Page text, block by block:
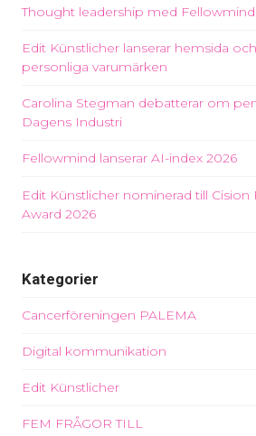
Thought leadership med
Edit Künstlicher lanserar hemsida
personliga varumärken
Carolina Stegman debatterar om
Dagens Industri
Fellowmind lanserar AI-index 2026
Edit Künstlicher nominerad till
Award 2026
Kategorier
Cancerföreningen PALEMA
Digital kommunikation
Edit Künstlicher
FEM FRÅGOR TILL